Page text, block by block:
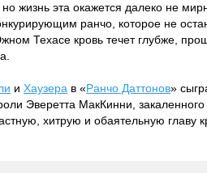
жизнь эта окажется далеко не
ранчо, которое не
Техасе кровь течет глубже,
и Хаузера в «Ранчо Даттонов»
Эверетта МакКинни,
хитрую и обаятельную главу